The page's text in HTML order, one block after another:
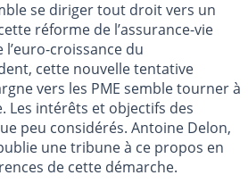
se diriger tout droit vers un
réforme de l’assurance-vie
l’euro-croissance du
cette nouvelle tentative
vers les PME semble tourner à
Les intérêts et objectifs des
peu considérés. Antoine Delon,
une tribune à ce propos en
de cette démarche.